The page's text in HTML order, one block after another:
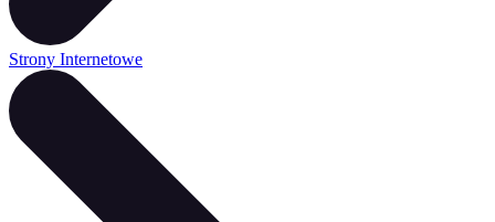
Strony Internetowe